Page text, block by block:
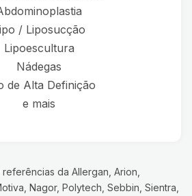
/ Liposucção
Lipoescultura
Nádegas
de Alta Definição
e mais
da Allergan, Arion,
Nagor, Polytech, Sebbin, Sientra,